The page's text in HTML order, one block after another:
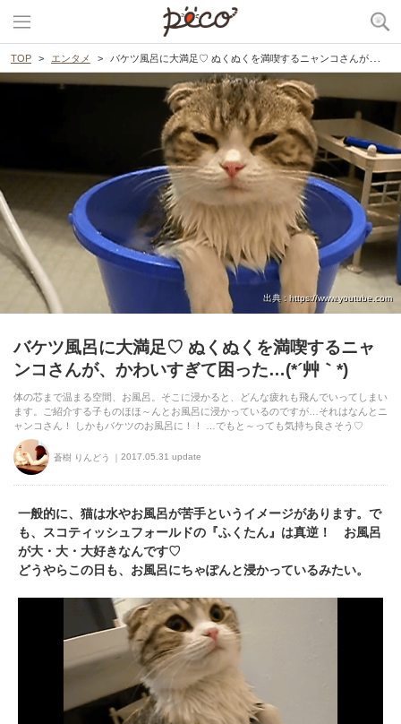
TOP エンタメ バケツ風呂に大満足♡ ぬくぬくを満喫するニャンコさんが、かわいすぎて困った…(*´艸｀*)
出典 : https://www.youtube.com
バケツ風呂に大満足♡ ぬくぬくを満喫するニャ
ンコさんが、かわいすぎて困った…(*´艸｀*)
体の芯まで温まる空間、お風呂。そこに浸かると、どんな疲れも飛んでいってしまい
ます。ご紹介する子ものほほ～んとお風呂に浸かっているのですが…それはなんとニ
ャンコさん！ しかもバケツのお風呂に！！ …でもと～っても気持ち良さそう♡
蒼樹 りんどう 2017.05.31 update
一般的に、猫は水やお風呂が苦手というイメージがあります。で
も、スコティッシュフォールドの『ふくたん』は真逆！ お風呂
が大・大・大好きなんです♡
どうやらこの日も、お風呂にちゃぽんと浸かっているみたい。